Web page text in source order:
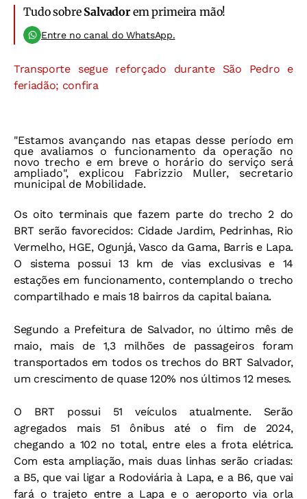
Tudo sobre Salvadorem primeira mão!
Entre no canal do WhatsApp.
Transporte segue reforçado durante São Pedro e
feriadão; confira
"Estamos avançando nas etapas desse período em
que avaliamos o funcionamento da operação no
novo trecho e em breve o horário do serviço será
ampliado", explicou Fabrizzio Muller, secretario
municipal de Mobilidade.
Os oito terminais que fazem parte do trecho 2 do
BRT serão favorecidos: Cidade Jardim, Pedrinhas, Rio
Vermelho, HGE, Ogunjá, Vasco da Gama, Barris e Lapa.
O sistema possui 13 km de vias exclusivas e 14
estações em funcionamento, contemplando o trecho
compartilhado e mais 18 bairros da capital baiana.
Segundo a Prefeitura de Salvador, no último mês de
maio, mais de 1,3 milhões de passageiros foram
transportados em todos os trechos do BRT Salvador,
um crescimento de quase 120% nos últimos 12 meses.
O BRT possui 51 veículos atualmente. Serão
agregados mais 51 ônibus até o fim de 2024,
chegando a 102 no total, entre eles a frota elétrica.
Com esta ampliação, mais duas linhas serão criadas:
a B5, que vai ligar a Rodoviária à Lapa, e a B6, que vai
fará o trajeto entre a Lapa e o aeroporto via orla